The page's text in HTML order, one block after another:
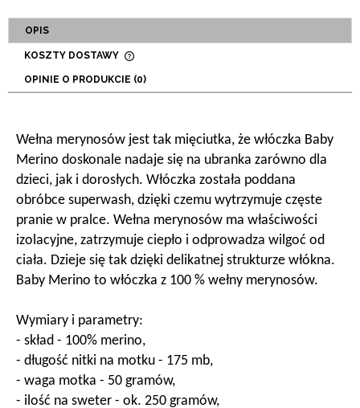
OPIS
KOSZTY DOSTAWY
PŁATNOŚCI
OPINIE O PRODUKCIE (0)
Wełna merynosów jest tak mięciutka, że włóczka Baby
Merino doskonale nadaje się na ubranka zarówno dla
dzieci, jak i dorosłych. Włóczka została poddana
obróbce superwash, dzięki czemu wytrzymuje częste
pranie w pralce. Wełna merynosów ma właściwości
izolacyjne, zatrzymuje ciepło i odprowadza wilgoć od
ciała. Dzieje się tak dzięki delikatnej strukturze włókna.
Baby Merino to włóczka z 100 % wełny merynosów.
Wymiary i parametry:
- skład - 100% merino,
- długość nitki na motku - 175 mb,
- waga motka - 50 gramów,
- ilość na sweter - ok. 250 gramów,